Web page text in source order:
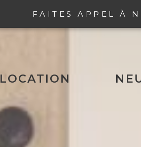
FAITES APPEL À
LOCATION